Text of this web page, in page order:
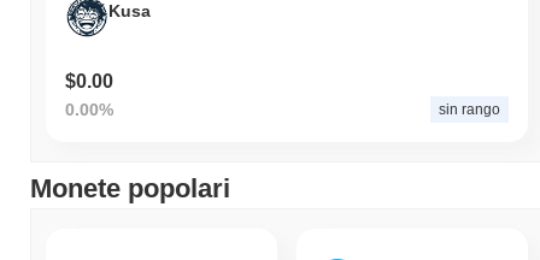
Kusa
$0.00
0.00% sin rango
Monete popolari